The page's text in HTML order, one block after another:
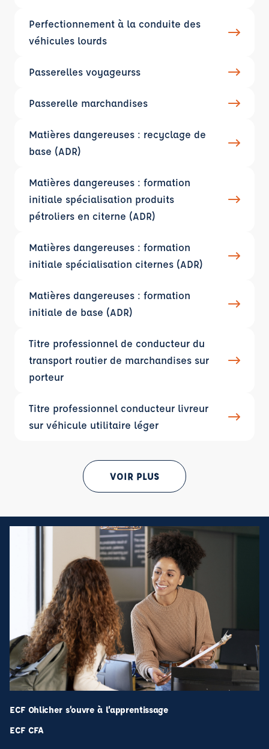
Perfectionnement à la conduite des
véhicules lourds
Passerelles voyageurss
Passerelle marchandises
Matières dangereuses : recyclage de
base (ADR)
Matières dangereuses : formation
initiale spécialisation produits
pétroliers en citerne (ADR)
Matières dangereuses : formation
initiale spécialisation citernes (ADR)
Matières dangereuses : formation
initiale de base (ADR)
Titre professionnel de conducteur du
transport routier de marchandises sur
porteur
Titre professionnel conducteur livreur
sur véhicule utilitaire léger
VOIR PLUS
ECF Ohlicher s’ouvre à l’apprentissage
ECF CFA